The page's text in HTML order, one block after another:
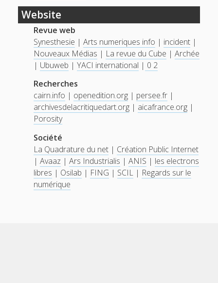
Website
Revue web
Synesthesie |Arts numeriques info | incident |
Nouveaux Médias | La revue du Cube |Archée
| Ubuweb |YACI international | 0 2
Recherches
cairn.info | openedition.org | persee.fr |
archivesdelacritiquedart.org | aicafrance.org |
Porosity
Société
La Quadrature du net | Création Public Internet
|Avaaz |Ars Industrialis |ANIS | les electrons
libres | Osilab | FING | SCIL | Regards sur le
numérique